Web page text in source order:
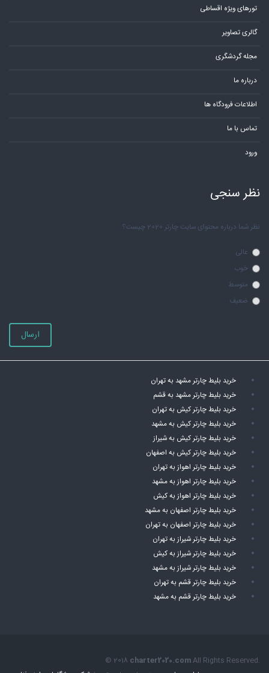
تورهای ویژه اقساطی
گالری تصاویر
مجله گردشگری
درباره ما
اطلاعات فرودگاه ها
تماس با ما
ورود
نظر سنجی
نظر شما درباره محتوای سایت چارتر 2020 چیست؟
عالی
خوب
متوسط
ضعیف
ارسال
خرید بلیط چارتر مشهد به تهران
خرید بلیط چارتر مشهد به قشم
خرید بلیط چارتر کیش به تهران
خرید بلیط چارتر کیش به مشهد
خرید بلیط چارتر کیش به شیراز
خرید بلیط چارتر کیش به اصفهان
خرید بلیط چارتر اهواز به تهران
خرید بلیط چارتر اهواز به مشهد
خرید بلیط چارتر اهواز به کیش
خرید بلیط چارتر اصفهان به مشهد
خرید بلیط چارتر اصفهان به تهران
خرید بلیط چارتر شیراز به تهران
خرید بلیط چارتر شیراز به کیش
خرید بلیط چارتر شیراز به مشهد
خرید بلیط چارتر قشم به تهران
خرید بلیط چارتر قشم به مشهد
© 2018 charter2020.comAll Rights Reserved.